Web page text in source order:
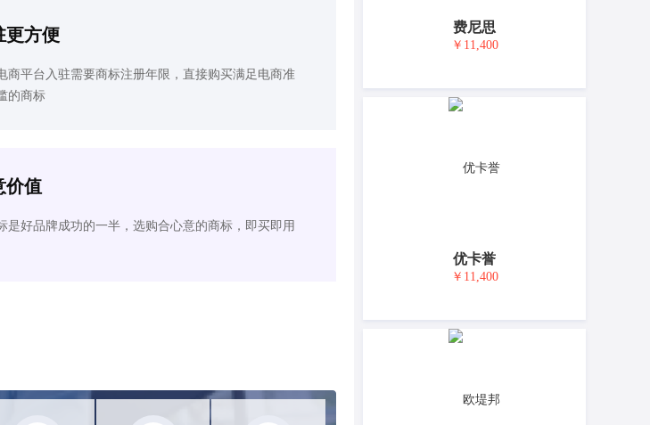
更方便
商平台入驻需要商标注册年限，直接购买满足电商准
的商标
价值
是好品牌成功的一半，选购合心意的商标，即买即用
费尼思
￥11,400
优卡誉
￥11,400